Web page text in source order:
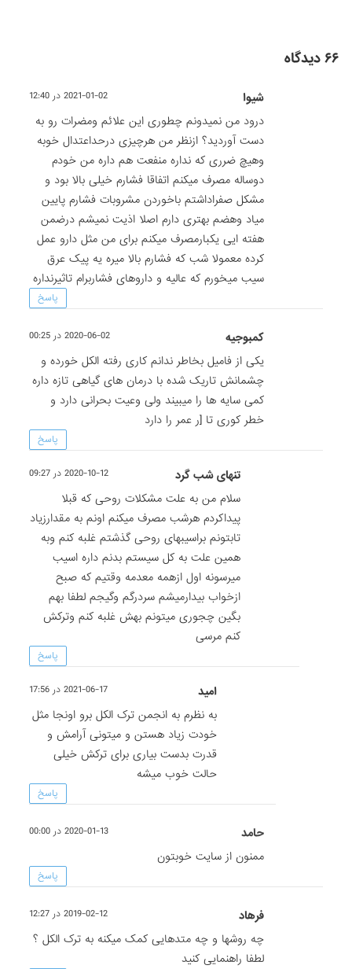
۶۶ دیدگاه
شیوا 2021-01-02 در 12:40
درود من نمیدونم چطوری این علائم ومضرات رو به
دست آوردید؟ ازنظر من هرچیزی درحداعتدال خوبه
وهیچ ضرری که نداره منفعت هم داره من خودم
دوساله مصرف میکنم اتفاقا فشارم خیلی بالا بود و
مشکل صفراداشتم باخوردن مشروبات فشارم پایین
میاد وهضم بهتری دارم اصلا اذیت نمیشم درضمن
هفته ایی یکبارمصرف میکنم برای من مثل دارو عمل
کرده معمولا شب که فشارم بالا میره یه پیک عرق
سیب میخورم که عالیه و داروهای فشاربرام تاثیرنداره
پاسخ
کمبوجیه 2020-06-02 در 00:25
یکی از فامیل بخاطر ندانم کاری رفته الکل خورده و
چشمانش تاریک شده با درمان های گیاهی تازه داره
کمی سایه ها را میبیند ولی وعیت بحرانی دارد و
خطر کوری تا [ر عمر را دارد
پاسخ
تنهای شب گرد 2020-10-12 در 09:27
سلام من به علت مشکلات روحی که قبلا
پیداکردم هرشب مصرف میکنم اونم به مقدارزیاد
تابتونم براسیبهای روحی گذشتم غلبه کنم وبه
همین علت به کل سیستم بدنم داره اسیب
میرسونه اول ازهمه معدمه وقتیم که صبح
ازخواب بیدارمیشم سردرگم وگیجم لطفا بهم
بگین چجوری میتونم بهش غلبه کنم وترکش
کنم مرسی
پاسخ
امید 2021-06-17 در 17:56
به نظرم به انجمن ترک الکل برو اونجا مثل
خودت زیاد هستن و میتونی آرامش و
قدرت بدست بیاری برای ترکش خیلی
حالت خوب میشه
پاسخ
حامد 2020-01-13 در 00:00
ممنون از سایت خوبتون
پاسخ
فرهاد 2019-02-12 در 12:27
چه روشها و چه متدهایی کمک میکنه به ترک الکل ؟
لطفا راهنمایی کنید